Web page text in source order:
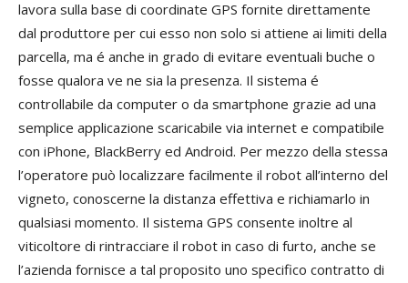
lavora sulla base di coordinate GPS fornite direttamente
dal produttore per cui esso non solo si attiene ai limiti della
parcella, ma é anche in grado di evitare eventuali buche o
fosse qualora ve ne sia la presenza. Il sistema é
controllabile da computer o da smartphone grazie ad una
semplice applicazione scaricabile via internet e compatibile
con iPhone, BlackBerry ed Android. Per mezzo della stessa
l’operatore può localizzare facilmente il robot all’interno del
vigneto, conoscerne la distanza effettiva e richiamarlo in
qualsiasi momento. Il sistema GPS consente inoltre al
viticoltore di rintracciare il robot in caso di furto, anche se
l’azienda fornisce a tal proposito uno specifico contratto di